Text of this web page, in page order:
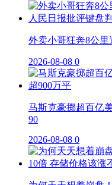
外卖小哥狂奔8公
2026-08-08 0
马斯克豪掷超百亿
90
2026-08-08 0